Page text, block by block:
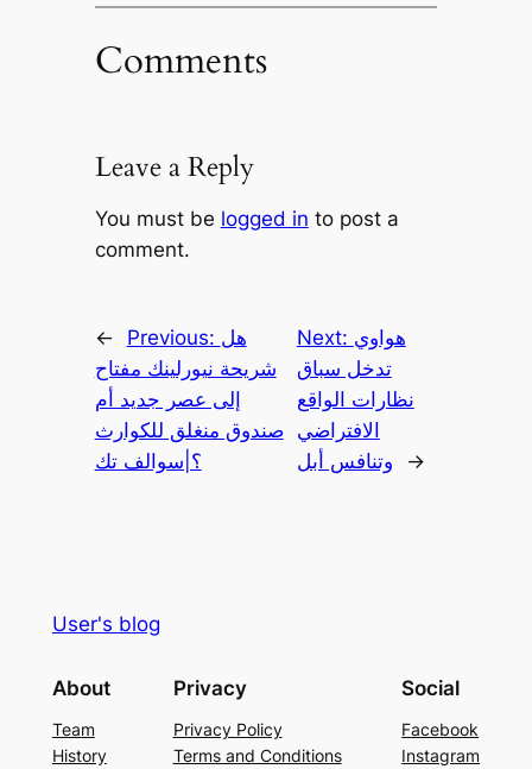
Comments
Leave a Reply
You must be logged in to post a
comment.
← Previous: هل
شريحة نيورلينك مفتاح
إلى عصر جديد أم
صندوق منغلق للكوارث
؟|سوالف تك
Next: هواوي
تدخل سباق
نظارات الواقع
الافتراضي
وتنافس أبل
→
User's blog
About
Team
History
Privacy
Privacy Policy
Terms and Conditions
Social
Facebook
Instagram